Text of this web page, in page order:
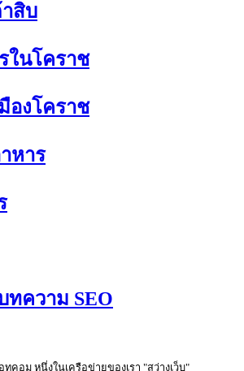
าสิบ
ในโคราช
องโคราช
หาร
ทความ SEO
คอม หนึ่งในเครือข่ายของเรา "สว่างเว็บ"